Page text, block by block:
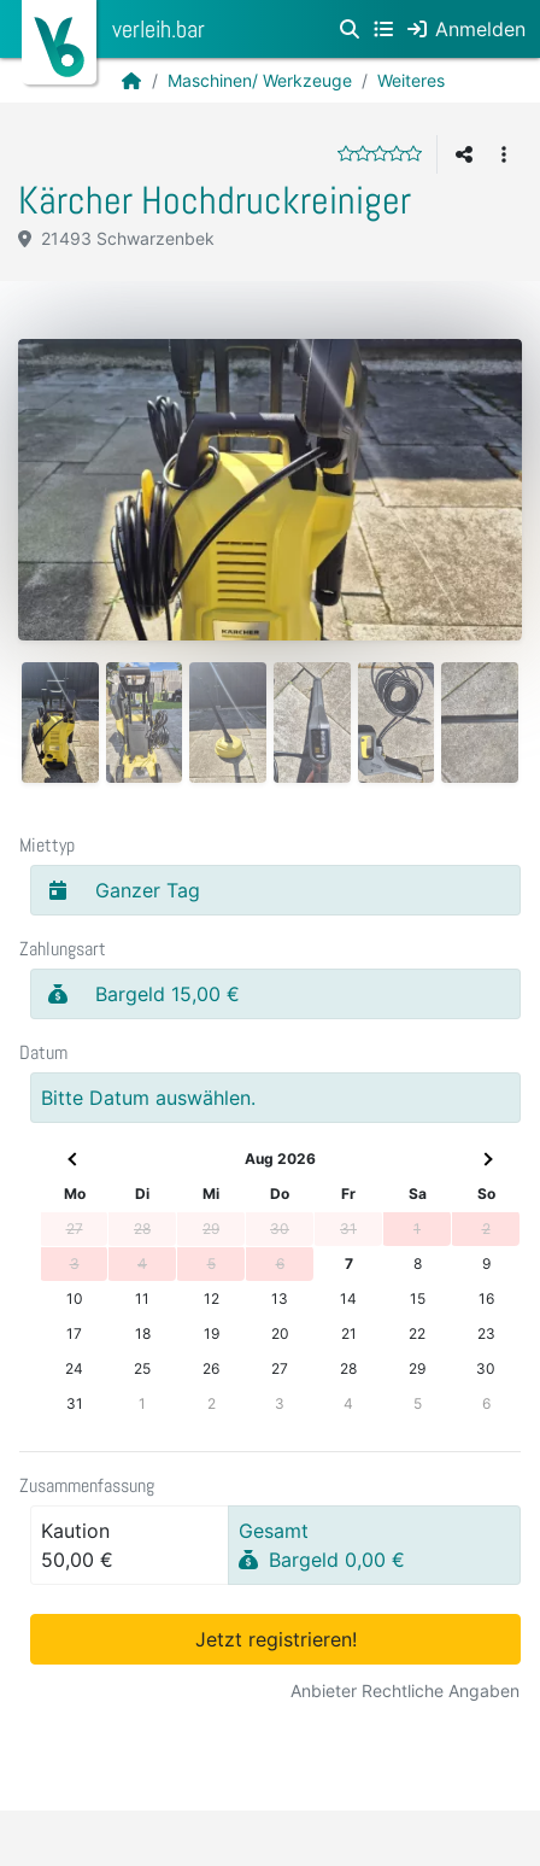
verleih.bar Anmelden
Maschinen/ Werkzeuge Weiteres
Kärcher Hochdruckreiniger
21493 Schwarzenbek
Miettyp
Ganzer Tag
Zahlungsart
Bargeld 15,00 €
Datum
Bitte Datum auswählen.
Aug 2026
Mo
Di Mi Do Fr Sa
So
27
28 29 30 31 1
2
3
4 5 6 7 8
9
10
11 12 13 14 15
16
17
18 19 20 21 22
23
24
25 26 27 28 29
30
31
1 2 3 4 5 6
Zusammenfassung
Kaution
50,00 €
Gesamt
Bargeld 0,00 €
Jetzt registrieren!
Anbieter Rechtliche Angaben